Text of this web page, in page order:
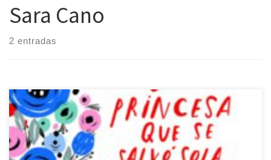
Sara Cano
2 entradas
El siglo XXI está siendo uno de los siglos del feminismo y un reflejo
de ello son las innumerables publicaciones que están surgiendo